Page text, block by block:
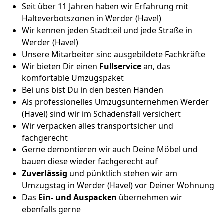
Seit über 11 Jahren haben wir Erfahrung mit
Halteverbotszonen in Werder (Havel)
Wir kennen jeden Stadtteil und jede Straße in
Werder (Havel)
Unsere Mitarbeiter sind ausgebildete Fachkräfte
Wir bieten Dir einen Fullservicean, das
komfortable Umzugspaket
Bei uns bist Du in den besten Händen
Als professionelles Umzugsunternehmen Werder
(Havel) sind wir im Schadensfall versichert
Wir verpacken alles transportsicher und
fachgerecht
Gerne demontieren wir auch Deine Möbel und
bauen diese wieder fachgerecht auf
Zuverlässig und pünktlich stehen wir am
Umzugstag in Werder (Havel) vor Deiner Wohnung
Das Ein- und Auspacken übernehmen wir
ebenfalls gerne